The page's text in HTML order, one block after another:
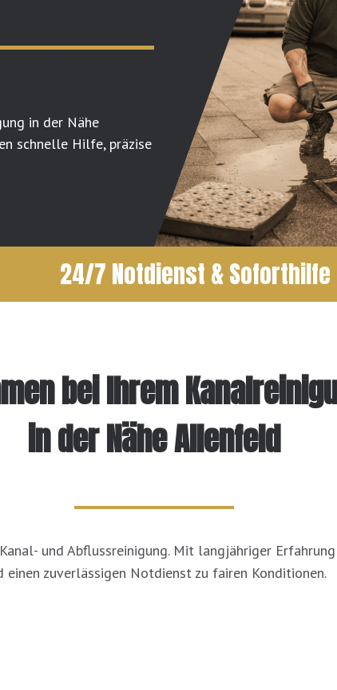
in der Nähe
schnelle Hilfe, präzise
24/7 Notdienst & Soforthilfe
bei Ihrem
in der Nähe Allenfeld
und Abflussreinigung. Mit langjähriger
einen zuverlässigen Notdienst zu fairen Konditionen.